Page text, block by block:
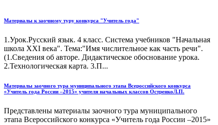
Материалы к заочному туру конкурса "Учитель года"
1.Урок.Русский язык. 4 класс. Система учебников "Начальная
школа XXI века". Тема:"Имя числительное как часть речи".
(1.Сведения об авторе. Дидактическое обоснование урока.
2.Технологическая карта. 3.П...
Материалы заочного тура муниципального этапа Всероссийского конкурса
«Учитель года России –2015» учителя начальных классов ОстренкоЛ.П.
Представлены материалы заочного тура муниципального
этапа Всероссийского конкурса «Учитель года России –2015»